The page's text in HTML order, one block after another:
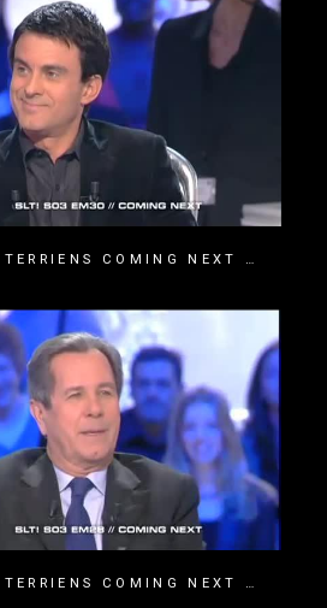
SALUT LES TERRIENS COMING NEXT SAISON 3 ÉMISSION 30